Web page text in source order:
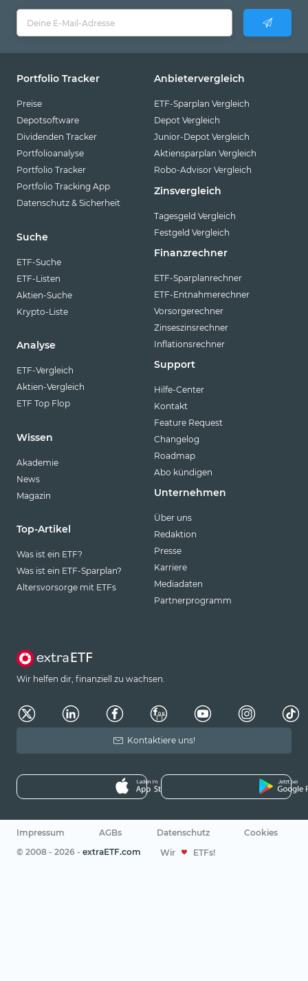
Portfolio Tracker
Preise
Depotsoftware
Dividenden Tracker
Portfolioanalyse
Portfolio Tracker
Portfolio Tracking App
Datenschutz & Sicherheit
Suche
ETF-Suche
ETF-Listen
Aktien-Suche
Krypto-Liste
Analyse
ETF-Vergleich
Aktien-Vergleich
ETF Top Flop
Wissen
Akademie
News
Magazin
Top-Artikel
Was ist ein ETF?
Was ist ein ETF-Sparplan?
Altersvorsorge mit ETFs
Anbietervergleich
ETF-Sparplan Vergleich
Depot Vergleich
Junior-Depot Vergleich
Aktiensparplan Vergleich
Robo-Advisor Vergleich
Zinsvergleich
Tagesgeld Vergleich
Festgeld Vergleich
Finanzrechner
ETF-Sparplanrechner
ETF-Entnahmerechner
Vorsorgerechner
Zinseszinsrechner
Inflationsrechner
Support
Hilfe-Center
Kontakt
Feature Request
Changelog
Roadmap
Abo kündigen
Unternehmen
Über uns
Redaktion
Presse
Karriere
Mediadaten
Partnerprogramm
Wir helfen dir, finanziell zu wachsen.
Kontaktiere uns!
Impressum AGBs Datenschutz
Cookies
© 2008 - 2026 - extraETF.com Wir ETFs!